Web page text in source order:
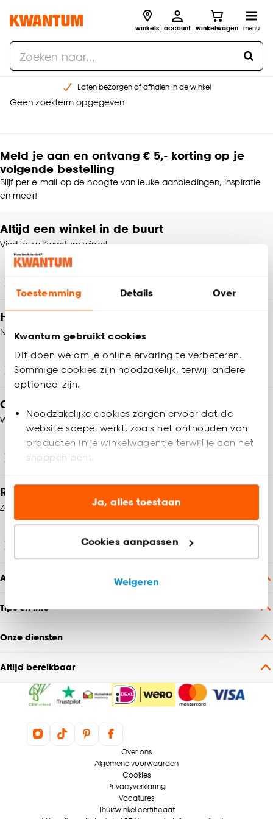
Toestemming Details Over
Kwantum gebruikt cookies
Dit doen we om je online ervaring te verbeteren.
Sommige cookies zijn noodzakelijk, terwijl andere
optioneel zijn.
Noodzakelijke cookies zorgen ervoor dat de
website soepel werkt, zoals het onthouden van
producten in je winkelwagentje terwijl je aan het
shoppen bent.
Analytische cookies (optioneel) helpen ons de
website te verbeteren voor jou en al onze andere
Marketing cookies (optioneel) laten jou
relevante informatie en aanbiedingen zien op
advertenties en communicatie.
van alle cookies, of klik op ‘weigeren’ om alleen de
voor kiezen om bepaalde cookies wel of niet te
klikken.
kan aanpassen, bekijk hiervoor onze
Ja, alles toestaan
Cookies aanpassen
Weigeren
winkels account winkelwagen menu
Laten bezorgen of afhalen in de winkel
Shop online of in onze 96 winkels
Geen zoekterm opgegeven
Meld je aan en ontvang € 5,- korting op je
volgende bestelling
Blijf per e-mail op de hoogte van leuke aanbiedingen, inspiratie
en meer!
Altijd een winkel in de buurt
Vind jouw Kwantum winkel
Heb je vragen?
Neem contact op met onze klantenservice
Klantenservice
Op zoek naar inspiratie?
We helpen je graag!
Ontdek wooninspiratie
Ruilen of retourneren?
Zo werkt het
Ruilen en retourneren
Altijd voordeel
Tips en info
Onze diensten
Altijd bereikbaar
Over ons
Algemene voorwaarden
Cookies
Privacyverklaring
Vacatures
Thuiswinkel certificaat